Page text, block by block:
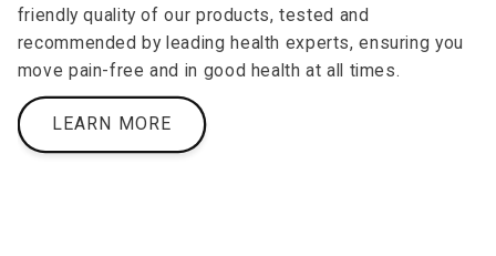
friendly quality of our products, tested and
recommended by leading health experts, ensuring you
move pain-free and in good health at all times.
LEARN MORE